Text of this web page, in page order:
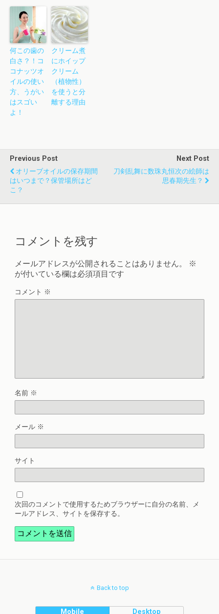
何この歯の
白さ？！コ
コナッツオ
イルの使い
方、うがい
はスゴい
よ！
クリーム煮
にホイップ
クリーム
（植物性）
を使うと分
離する理由
Previous Post
オリーブオイルの保存期間
はいつまで？保管場所はど
こ？
Next Post
刀剣乱舞に数珠丸恒次の絵師は
思春期先生？
コメントを残す
メールアドレスが公開されることはありません。
※
が付いている欄は必須項目です
コメント ※
名前 ※
メール ※
サイト
次回のコメントで使用するためブラウザーに自分の名前、メ
ールアドレス、サイトを保存する。
Back to top
Mobile Desktop